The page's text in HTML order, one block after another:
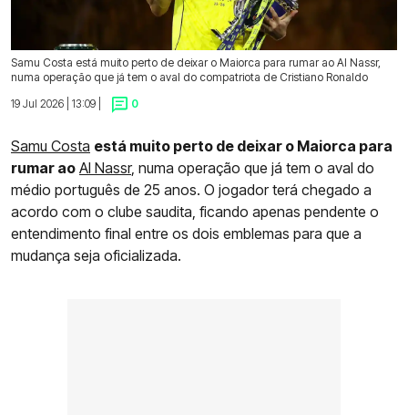
Samu Costa está muito perto de deixar o Maiorca para rumar ao Al Nassr,
numa operação que já tem o aval do compatriota de Cristiano Ronaldo
19 Jul 2026 | 13:09 |
0
Samu Costa está muito perto de deixar o Maiorca para
rumar ao Al Nassr, numa operação que já tem o aval do
médio português de 25 anos. O jogador terá chegado a
acordo com o clube saudita, ficando apenas pendente o
entendimento final entre os dois emblemas para que a
mudança seja oficializada.